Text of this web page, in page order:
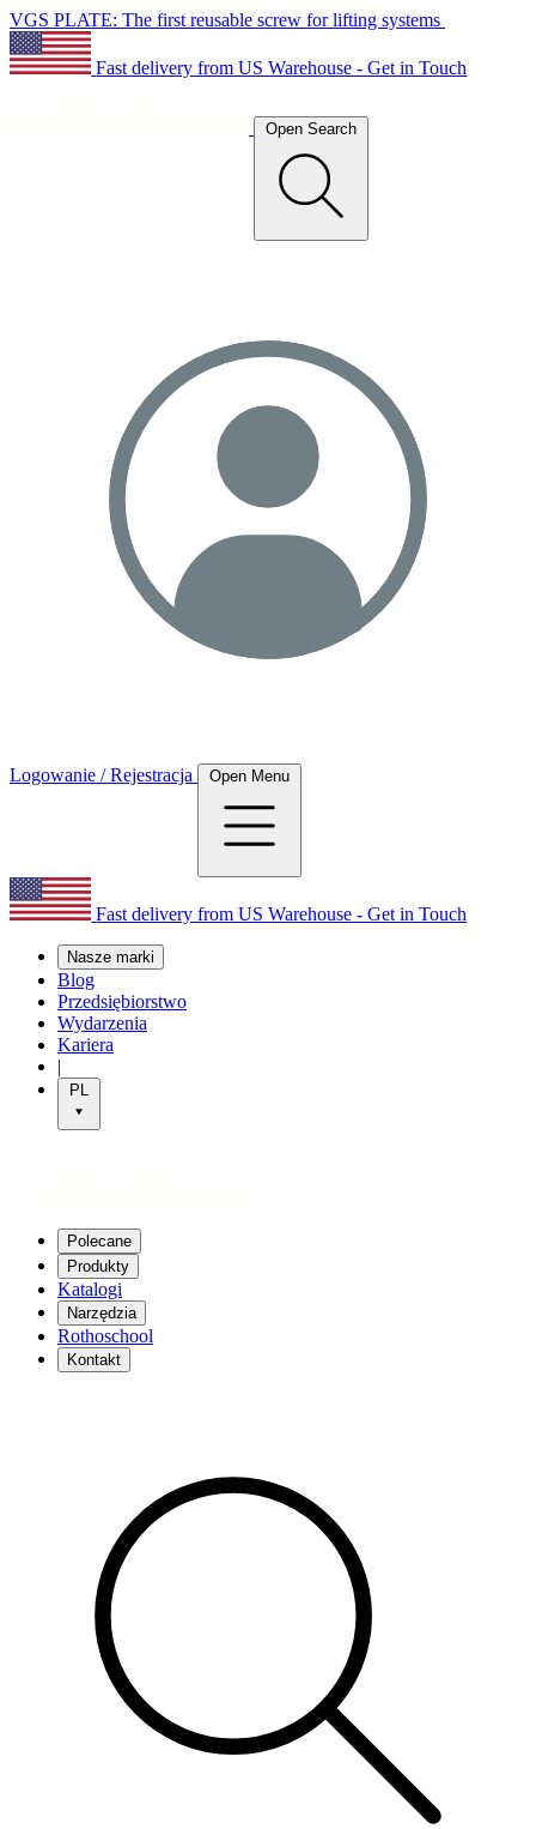
VGS PLATE: The first reusable screw for lifting systems
Fast delivery from US Warehouse - Get in Touch
Open Search
Logowanie / Rejestracja Open Menu
Fast delivery from US Warehouse - Get in Touch
Nasze marki
Blog
Przedsiębiorstwo
Wydarzenia
Kariera
|
PL
Polecane
Produkty
Katalogi
Narzędzia
Rothoschool
Kontakt